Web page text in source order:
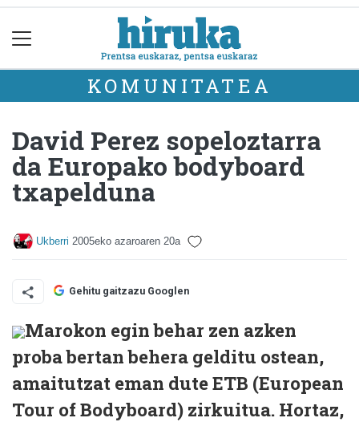
KOMUNITATEA
David Perez sopeloztarra
da Europako bodyboard
txapelduna
Ukberri 2005eko azaroaren 20a
Gehitu gaitzazu Googlen
Marokon egin behar zen azken
proba bertan behera gelditu ostean,
amaitutzat eman dute ETB (European
Tour of Bodyboard) zirkuitua. Hortaz,